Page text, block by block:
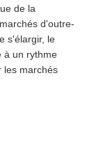
de la
d'outre-
s'élargir, le
à un rythme
les marchés